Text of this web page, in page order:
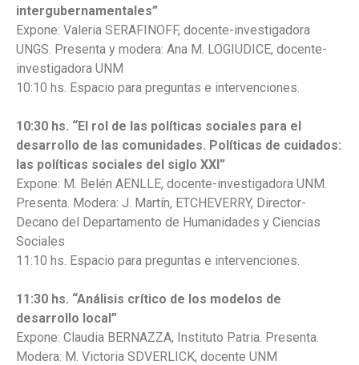
intergubernamentales”
Expone: Valeria SERAFINOFF, docente-investigadora
UNGS. Presenta y modera: Ana M. LOGIUDICE, docente-
investigadora UNM
10:10 hs. Espacio para preguntas e intervenciones.
10:30 hs. “El rol de las políticas sociales para el
desarrollo de las comunidades. Políticas de cuidados:
las políticas sociales del siglo XXI”
Expone: M. Belén AENLLE, docente-investigadora UNM.
Presenta. Modera: J. Martín, ETCHEVERRY, Director-
Decano del Departamento de Humanidades y Ciencias
Sociales
11:10 hs. Espacio para preguntas e intervenciones.
11:30 hs. “Análisis crítico de los modelos de
desarrollo local”
Expone: Claudia BERNAZZA, Instituto Patria. Presenta.
Modera: M. Victoria SDVERLICK, docente UNM